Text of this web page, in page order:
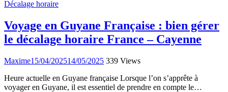
Décalage horaire
Voyage en Guyane Française : bien gérer
le décalage horaire France – Cayenne
Maxime15/04/202514/05/2025 339 Views
Heure actuelle en Guyane française Lorsque l’on s’apprête à
voyager en Guyane, il est essentiel de prendre en compte le…